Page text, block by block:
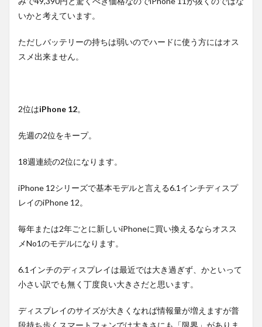
いかと考えています。
ただしバッテリーの持ちは弱いのでハードに使う方にはオス
スメ出来ません。
2位はiPhone 12。
先週の2位をキープ。
18週連続の2位になります。
iPhone 12シリーズで基本モデルと言える6.1インチディスプ
レイのiPhone 12。
毎年または2年ごとに新しいiPhoneに買い換えるならオスス
メNo1のモデルになります。
6.1インチのディスプレイは最近では大き過ぎず、かといって
小さい訳でも無く丁度良い大きさだと思います。
ディスプレイのサイズが大きくなれば情報量が増えますが普
段持ち歩くスマートフォンでは大きさにも「限界」がありま